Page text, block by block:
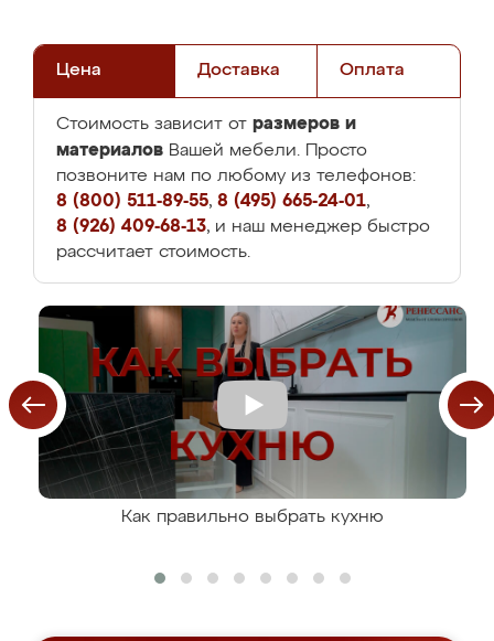
Цена Доставка Оплата
Стоимость зависит от размеров и
материалов Вашей мебели. Просто
позвоните нам по любому из телефонов:
8 (800) 511-89-55, 8 (495) 665-24-01,
8 (926) 409-68-13, и наш менеджер быстро
рассчитает стоимость.
Как правильно выбрать кухню